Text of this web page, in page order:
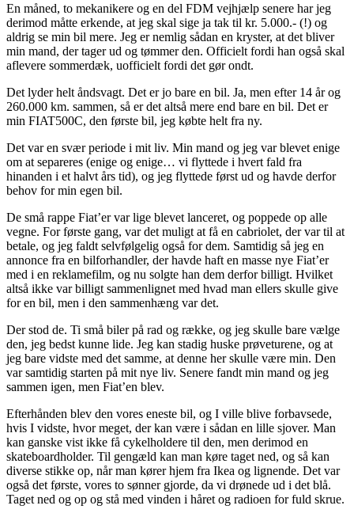
En måned, to mekanikere og en del FDM vejhjælp senere har jeg
derimod måtte erkende, at jeg skal sige ja tak til kr. 5.000.- (!) og
aldrig se min bil mere. Jeg er nemlig sådan en kryster, at det bliver
min mand, der tager ud og tømmer den. Officielt fordi han også skal
aflevere sommerdæk, uofficielt fordi det gør ondt.
Det lyder helt åndsvagt. Det er jo bare en bil. Ja, men efter 14 år og
260.000 km. sammen, så er det altså mere end bare en bil. Det er
min FIAT500C, den første bil, jeg købte helt fra ny.
Det var en svær periode i mit liv. Min mand og jeg var blevet enige
om at separeres (enige og enige… vi flyttede i hvert fald fra
hinanden i et halvt års tid), og jeg flyttede først ud og havde derfor
behov for min egen bil.
De små rappe Fiat’er var lige blevet lanceret, og poppede op alle
vegne. For første gang, var det muligt at få en cabriolet, der var til at
betale, og jeg faldt selvfølgelig også for dem. Samtidig så jeg en
annonce fra en bilforhandler, der havde haft en masse nye Fiat’er
med i en reklamefilm, og nu solgte han dem derfor billigt. Hvilket
altså ikke var billigt sammenlignet med hvad man ellers skulle give
for en bil, men i den sammenhæng var det.
Der stod de. Ti små biler på rad og række, og jeg skulle bare vælge
den, jeg bedst kunne lide. Jeg kan stadig huske prøveturene, og at
jeg bare vidste med det samme, at denne her skulle være min. Den
var samtidig starten på mit nye liv. Senere fandt min mand og jeg
sammen igen, men Fiat’en blev.
Efterhånden blev den vores eneste bil, og I ville blive forbavsede,
hvis I vidste, hvor meget, der kan være i sådan en lille sjover. Man
kan ganske vist ikke få cykelholdere til den, men derimod en
skateboardholder. Til gengæld kan man køre taget ned, og så kan
diverse stikke op, når man kører hjem fra Ikea og lignende. Det var
også det første, vores to sønner gjorde, da vi drønede ud i det blå.
Taget ned og op og stå med vinden i håret og radioen for fuld skrue.